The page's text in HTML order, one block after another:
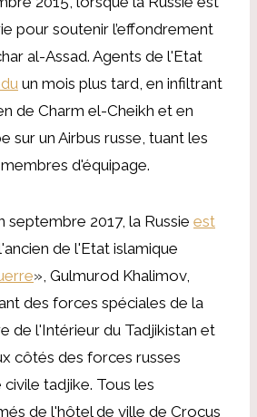
pour soutenir l’effondrement
al-Assad. Agents de l'Etat
un mois plus tard, en infiltrant
de Charm el-Cheikh et en
sur un Airbus russe, tuant les
d'équipage.
septembre 2017, la Russie est
de l'Etat islamique
», Gulmurod Khalimov,
des forces spéciales de la
de l'Intérieur du Tadjikistan et
côtés des forces russes
tadjike. Tous les
de l'hôtel de ville de Crocus